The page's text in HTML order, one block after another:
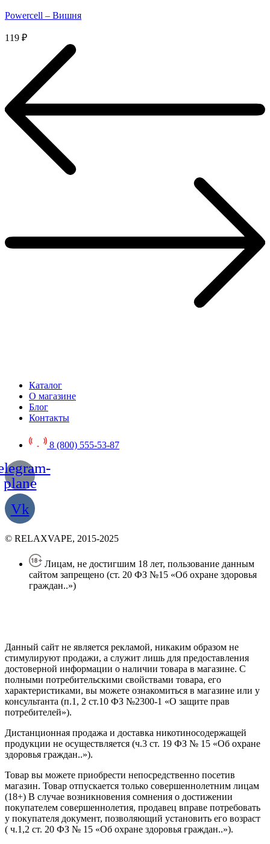
Powercell – Вишня
119 ₽
Каталог
О магазине
Блог
Контакты
8 (800) 555-53-87
plane
Vk
© RELAXVAPE, 2015-2025
Лицам, не достигшим 18 лет, пользование данным
сайтом запрещено (ст. 20 ФЗ №15 «Об охране здоровья
граждан..»)
Данный сайт не является рекламой, никаким образом не
стимулируют продажи, а служит лишь для предоставления
достоверной информации о наличии товара в магазине. С
полными потребительскими свойствами товара, его
характеристиками, вы можете ознакомиться в магазине или у
консультанта (п.1, 2 ст.10 ФЗ №2300-1 «О защите прав
потребителей»).
Дистанционная продажа и доставка никотиносодержащей
продукции не осуществляется (ч.3 ст. 19 ФЗ № 15 «Об охране
здоровья граждан..»).
Товар вы можете приобрести непосредственно посетив
магазин. Товар отпускается только совершеннолетним лицам
(18+) В случае возникновения сомнения о достижении
покупателем совершеннолетия, продавец вправе потребовать
у покупателя документ, позволяющий установить его возраст
( ч.1,2 ст. 20 ФЗ № 15 «Об охране здоровья граждан..»).